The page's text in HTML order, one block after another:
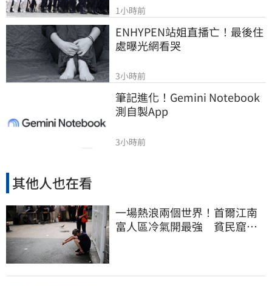
1小時前
ENHYPEN站姐直播亡！最後住
處曝光網看哭
3小時前
筆記進化！Gemini Notebook
測自製App
3小時前
其他人也在看
一場熱浪兩個世界！首爾江南
富人區冷氣開最強 貧民窟窮